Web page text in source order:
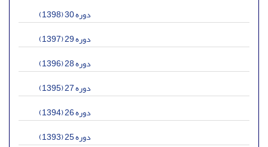
دوره 30 (1398)
دوره 29 (1397)
دوره 28 (1396)
دوره 27 (1395)
دوره 26 (1394)
دوره 25 (1393)